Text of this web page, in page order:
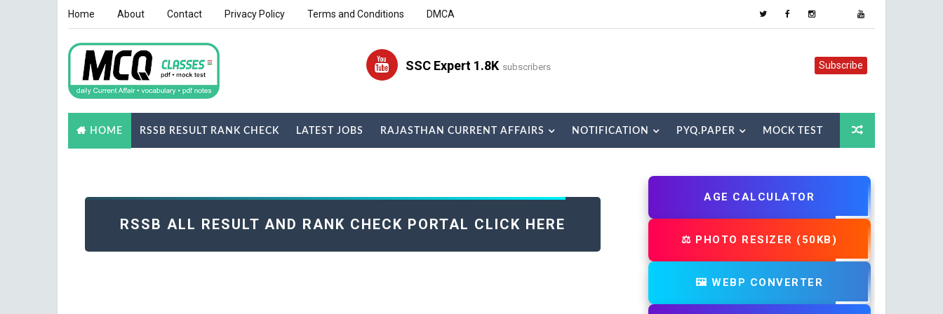
Home About Contact Privacy Policy Terms and Conditions DMCA
SSC Expert 1.8K subscribers Subscribe
HOME RSSB RESULT RANK CHECK LATEST JOBS RAJASTHAN CURRENT AFFAIRS NOTIFICATION PYQ.PAPER MOCK TEST
RSSB ALL RESULT AND RANK CHECK PORTAL CLICK HERE
AGE CALCULATOR
⚖️ PHOTO RESIZER (50KB)
🖼️ WEBP CONVERTER